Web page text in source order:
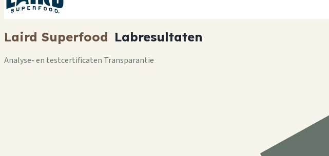
Laird Superfood Labresultaten
Analyse- en testcertificaten Transparantie